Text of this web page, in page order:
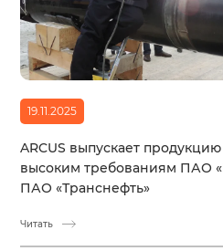
19.11.2025
ARCUS выпускает
высоким требованиям ПАО
ПАО «Транснефть»
Читать